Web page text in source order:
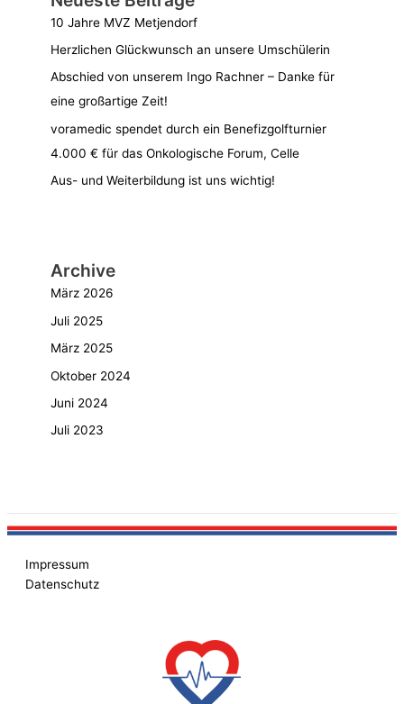
10 Jahre MVZ Metjendorf
Herzlichen Glückwunsch an unsere Umschülerin
Abschied von unserem Ingo Rachner – Danke für
eine großartige Zeit!
voramedic spendet durch ein Benefizgolfturnier
4.000 € für das Onkologische Forum, Celle
Aus- und Weiterbildung ist uns wichtig!
Archive
März 2026
Juli 2025
März 2025
Oktober 2024
Juni 2024
Juli 2023
Impressum
Datenschutz